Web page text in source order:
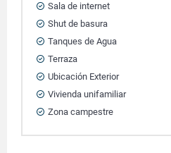
Sala de internet
Shut de basura
Tanques de Agua
Terraza
Ubicación Exterior
Vivienda unifamiliar
Zona campestre